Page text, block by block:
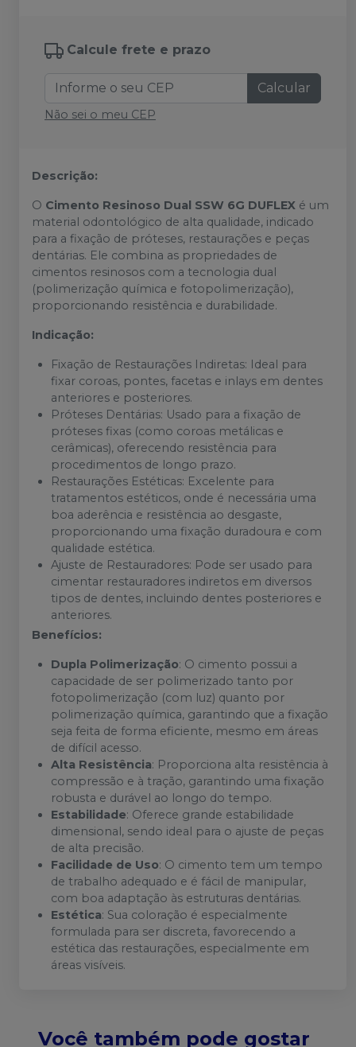
Calcule frete e prazo
Calcular
Não sei o meu CEP
Descrição:
O Cimento Resinoso Dual SSW 6G DUFLEX é um
material odontológico de alta qualidade, indicado
para a fixação de próteses, restaurações e peças
dentárias. Ele combina as propriedades de
cimentos resinosos com a tecnologia dual
(polimerização química e fotopolimerização),
proporcionando resistência e durabilidade.
Indicação:
Fixação de Restaurações Indiretas: Ideal para
fixar coroas, pontes, facetas e inlays em dentes
anteriores e posteriores.
Próteses Dentárias: Usado para a fixação de
próteses fixas (como coroas metálicas e
cerâmicas), oferecendo resistência para
procedimentos de longo prazo.
Restaurações Estéticas: Excelente para
tratamentos estéticos, onde é necessária uma
boa aderência e resistência ao desgaste,
proporcionando uma fixação duradoura e com
qualidade estética.
Ajuste de Restauradores: Pode ser usado para
cimentar restauradores indiretos em diversos
tipos de dentes, incluindo dentes posteriores e
anteriores.
Benefícios:
Dupla Polimerização: O cimento possui a
capacidade de ser polimerizado tanto por
fotopolimerização (com luz) quanto por
polimerização química, garantindo que a fixação
seja feita de forma eficiente, mesmo em áreas
de difícil acesso.
Alta Resistência: Proporciona alta resistência à
compressão e à tração, garantindo uma fixação
robusta e durável ao longo do tempo.
Estabilidade: Oferece grande estabilidade
dimensional, sendo ideal para o ajuste de peças
de alta precisão.
Facilidade de Uso: O cimento tem um tempo
de trabalho adequado e é fácil de manipular,
com boa adaptação às estruturas dentárias.
Estética: Sua coloração é especialmente
formulada para ser discreta, favorecendo a
estética das restaurações, especialmente em
áreas visíveis.
Você também pode gostar